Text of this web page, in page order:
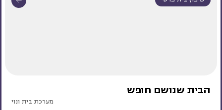
הבית שנושם חופש
מערכת בית ונוי